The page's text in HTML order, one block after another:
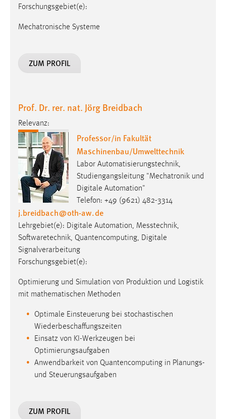
Forschungsgebiet(e):
Mechatronische Systeme
ZUM PROFIL
Prof. Dr. rer. nat. Jörg Breidbach
Relevanz:
Professor/in Fakultät
Maschinenbau/Umwelttechnik
Labor Automatisierungstechnik,
Studiengangsleitung "Mechatronik und
Digitale Automation"
Telefon: +49 (9621) 482-3314
j.breidbach@oth-aw.de
Lehrgebiet(e): Digitale Automation, Messtechnik,
Softwaretechnik, Quantencomputing, Digitale
Signalverarbeitung
Forschungsgebiet(e):
Optimierung und Simulation von Produktion und Logistik
mit mathematischen Methoden
Optimale Einsteuerung bei stochastischen
Wiederbeschaffungszeiten
Einsatz von KI-Werkzeugen bei
Optimierungsaufgaben
Anwendbarkeit von Quantencomputing in Planungs-
und Steuerungsaufgaben
ZUM PROFIL